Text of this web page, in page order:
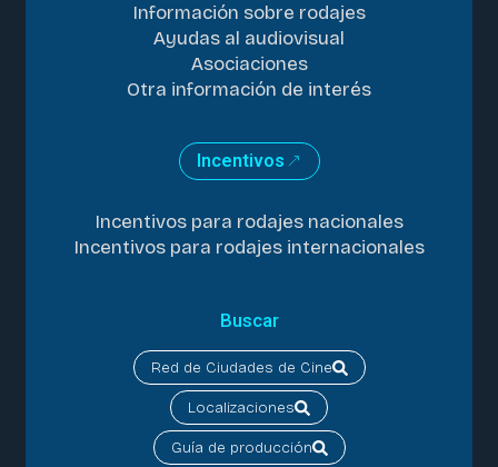
Información sobre rodajes
Ayudas al audiovisual
Asociaciones
Otra información de interés
Incentivos
Incentivos para rodajes nacionales
Incentivos para rodajes internacionales
Buscar
Red de Ciudades de Cine
Localizaciones
Guía de producción